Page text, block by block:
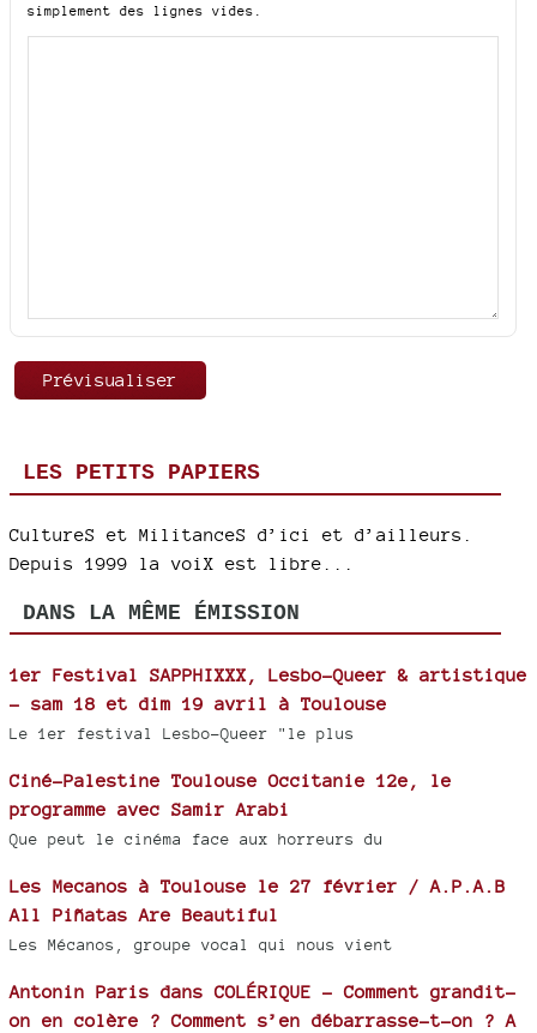
simplement des lignes vides.
LES PETITS PAPIERS
CultureS et MilitanceS d’ici et d’ailleurs.
Depuis 1999 la voiX est libre...
DANS LA MÊME ÉMISSION
1er Festival SAPPHIXXX, Lesbo-Queer & artistique
- sam 18 et dim 19 avril à Toulouse
Le 1er festival Lesbo-Queer "le plus
Ciné-Palestine Toulouse Occitanie 12e, le
programme avec Samir Arabi
Que peut le cinéma face aux horreurs du
Les Mecanos à Toulouse le 27 février / A.P.A.B
All Piñatas Are Beautiful
Les Mécanos, groupe vocal qui nous vient
Antonin Paris dans COLÉRIQUE - Comment grandit-
on en colère ? Comment s’en débarrasse-t-on ? A